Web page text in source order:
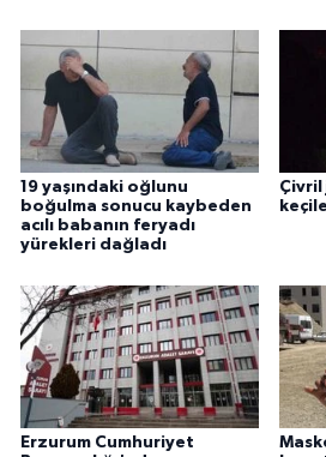
19 yaşındaki oğlunu
boğulma sonucu kaybeden
acılı babanın feryadı
yürekleri dağladı
Çivril
Erzurum Cumhuriyet